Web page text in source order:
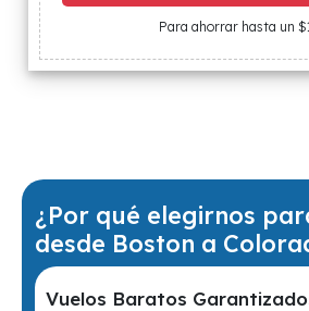
Para ahorrar hasta un
¿Por qué elegirnos
desde Boston a
Vuelos Baratos